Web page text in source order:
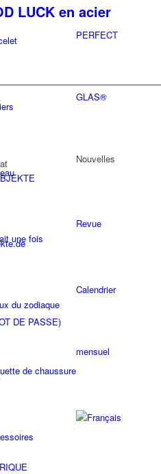
une fois
du zodiaque
de chaussure
PERFECT
GLAS®
Nouvelles
Revue
Calendrier
mensuel
LUCK en acier
DE PASSE)